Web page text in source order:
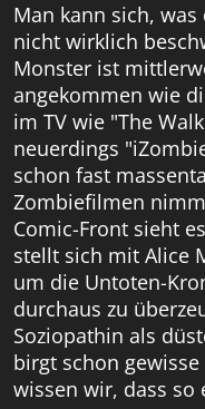
Man kann sich,
nicht wirklich
Monster ist
angekommen wie
im TV wie "The
neuerdings
schon fast
Zombiefilmen
Comic-Front sieht
stellt sich mit Alice
um die Untoten-
durchaus zu
Soziopathin als
birgt schon gewisse
wissen wir, dass so